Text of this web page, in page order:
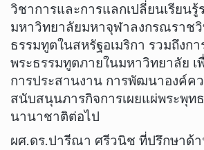
วิชาการและการแลกเปลี่ยนเรียนรู้
มหาวิทยาลัยมหาจุฬาลงกรณราช
ธรรมทูตในสหรัฐอเมริกา รวมถึงก
พระธรรมทูตภายในมหาวิทยาลัย เ
การประสานงาน การพัฒนาองค์ค
สนับสนุนภารกิจการเผยแผ่พระพุท
นานาชาติต่อไป
ผศ.ดร.ปารีณา ศรีวนิช ที่ปรึกษาด้